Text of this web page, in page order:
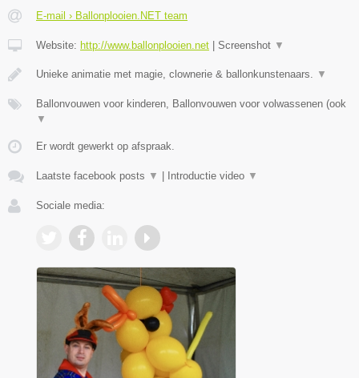
E-mail › Ballonplooien.NET team
Website: http://www.ballonplooien.net Screenshot ▼
Unieke animatie met magie, clownerie & ballonkunstenaars. ▼
Ballonvouwen voor kinderen, Ballonvouwen voor volwassenen (ook
▼
Er wordt gewerkt op afspraak.
Laatste facebook posts ▼ Introductie video ▼
Sociale media: